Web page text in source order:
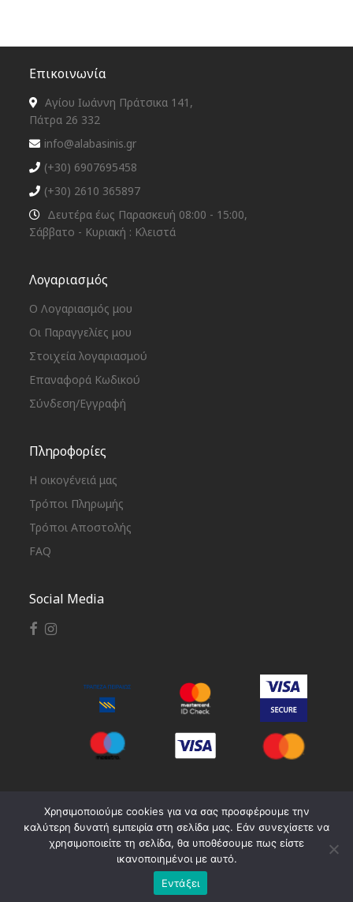
Επικοινωνία
Αγίου Ιωάννη Πράτσικα 141,
Πάτρα 26 332
info@alabasinis.gr
(+30) 6907695458
(+30) 2610 365897
Δευτέρα έως Παρασκευή 08:00 - 15:00,
Σάββατο - Κυριακή : Κλειστά
Λογαριασμός
Ο Λογαριασμός μου
Οι Παραγγελίες μου
Στοιχεία λογαριασμού
Επαναφορά Κωδικού
Σύνδεση/Εγγραφή
Πληροφορίες
Η οικογένειά μας
Τρόποι Πληρωμής
Τρόποι Αποστολής
FAQ
Social Media
All Rights Reserved. brought by
Χρησιμοποιούμε cookies για να σας προσφέρουμε την
καλύτερη δυνατή εμπειρία στη σελίδα μας. Εάν συνεχίσετε να
χρησιμοποιείτε τη σελίδα, θα υποθέσουμε πως είστε
ικανοποιημένοι με αυτό.
Εντάξει